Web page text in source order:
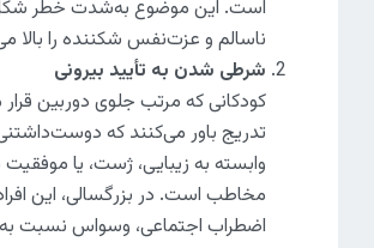
است. این موضوع به‌شدت خطر
ناسالم و عزت‌نفس شکننده را بالا
شرطی شدن به تأیید بیرونی
کودکانی که مرتب جلوی دوربین قرار
تدریج باور می‌کنند که
وابسته به زیبایی، ژست، یا
مخاطب است. در بزرگسالی، این
اضطراب اجتماعی، وسواس نسبت به